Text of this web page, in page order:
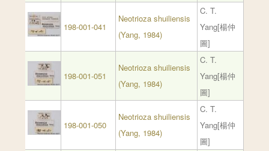
198-001-041
Neotrioza shuiliensis
(Yang, 1984)
C. T.
Yang[楊仲
圖]
198-001-051
Neotrioza shuiliensis
(Yang, 1984)
C. T.
Yang[楊仲
圖]
198-001-050
Neotrioza shuiliensis
(Yang, 1984)
C. T.
Yang[楊仲
圖]